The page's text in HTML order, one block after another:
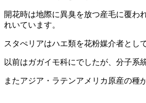
開花時は地際に異臭を放つ産毛に覆わ
れいています。
スタぺリアはハエ類を花粉媒介者とし
以前はガガイモ科にでしたが、分子系
またアジア・ラテンアメリカ原産の種